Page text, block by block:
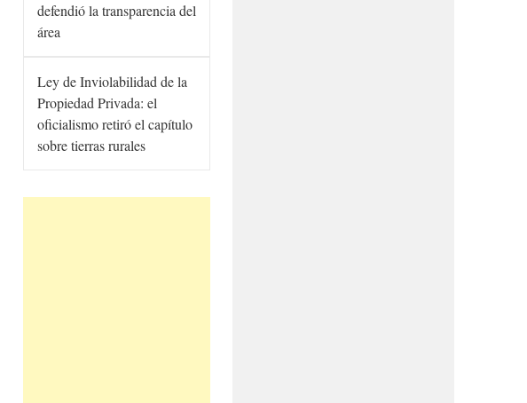
defendió la transparencia del
área
Ley de Inviolabilidad de la
Propiedad Privada: el
oficialismo retiró el capítulo
sobre tierras rurales